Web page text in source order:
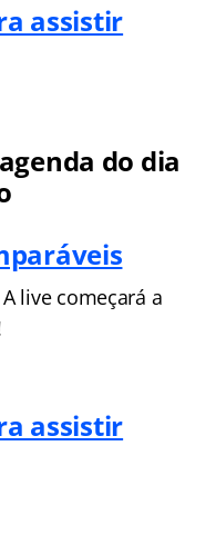
assistir
do dia
live começará a
assistir